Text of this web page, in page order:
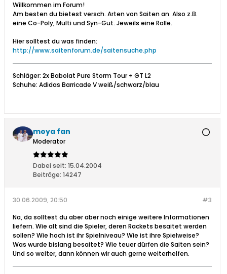
Willkommen im Forum!
Am besten du bietest versch. Arten von Saiten an. Also z.B.
eine Co-Poly, Multi und Syn-Gut. Jeweils eine Rolle.
Hier solltest du was finden:
http://www.saitenforum.de/saitensuche.php
Schläger: 2x Babolat Pure Storm Tour + GT L2
Schuhe: Adidas Barricade V weiß/schwarz/blau
moya fan
Moderator
Dabei seit: 15.04.2004
Beiträge: 14247
#3
30.06.2009, 20:50
Na, da solltest du aber aber noch einige weitere Informationen
liefern. Wie alt sind die Spieler, deren Rackets besaitet werden
sollen? Wie hoch ist ihr Spielniveau? Wie ist ihre Spielweise?
Was wurde bislang besaitet? Wie teuer dürfen die Saiten sein?
Und so weiter, dann können wir auch gerne weiterhelfen.